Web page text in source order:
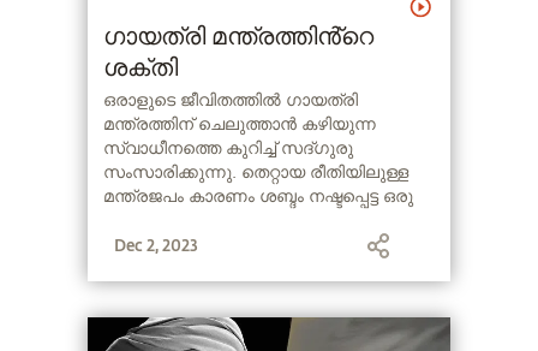
ഗായത്രി മന്ത്രത്തിൻ്റെ
ശക്തി
ഒരാളുടെ ജീവിതത്തിൽ ഗായത്രി
മന്ത്രത്തിന് ചെലുത്താൻ കഴിയുന്ന
സ്വാധീനത്തെ കുറിച്ച് സദ്ഗുരു
സംസാരിക്കുന്നു. തെറ്റായ രീതിയിലുള്ള
മന്ത്രജപം കാരണം ശബ്ദം നഷ്ടപ്പെട്ട ഒരു
വയ്ക്കുന്നു.
Dec 2, 2023